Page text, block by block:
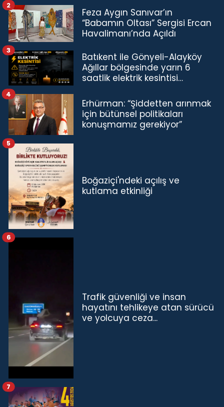
Feza Aygın Sanıvar’ın
“Babamın Oltası” Sergisi Ercan
Havalimanı’nda Açıldı
2
Batıkent ile Gönyeli-Alayköy
Ağıllar bölgesinde yarın 6
saatlik elektrik kesintisi…
3
Erhürman: “Şiddetten arınmak
için bütünsel politikaları
konuşmamız gerekiyor”
4
Boğaziçi'ndeki açılış ve
kutlama etkinliği
5
Trafik güvenliği ve insan
hayatını tehlikeye atan sürücü
ve yolcuya ceza...
6
7